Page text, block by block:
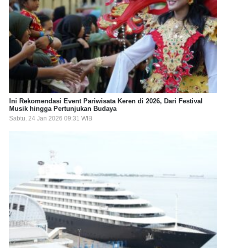
Ini Rekomendasi Event Pariwisata Keren di 2026, Dari Festival
Musik hingga Pertunjukan Budaya
Sabtu, 24 Jan 2026 09:31 WIB